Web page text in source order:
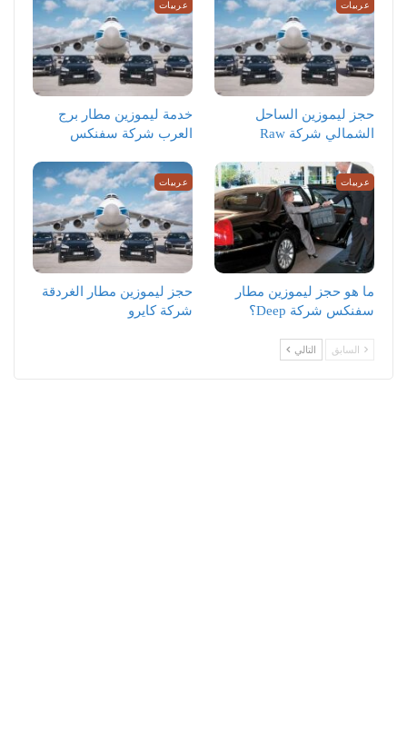
عربيات
حجز ليموزين الساحل
الشمالي شركة Raw
عربيات
خدمة ليموزين مطار برج
العرب شركة سفنكس
عربيات
ما هو حجز ليموزين مطار
سفنكس شركة Deep؟
عربيات
حجز ليموزين مطار الغردقة
شركة كايرو
السابق التالي